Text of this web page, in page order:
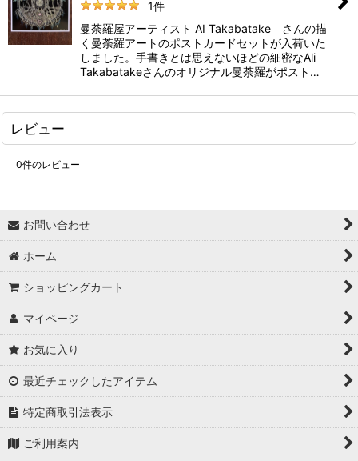
1件
曼荼羅屋アーティスト AI Takabatake さんの描
く曼荼羅アートのポストカードセットが入荷いた
しました。手書きとは思えないほどの細密なAli
Takabatakeさんのオリジナル曼荼羅がポスト…
レビュー
0件のレビュー
お問い合わせ
ホーム
ショッピングカート
マイページ
お気に入り
最近チェックしたアイテム
特定商取引法表示
ご利用案内